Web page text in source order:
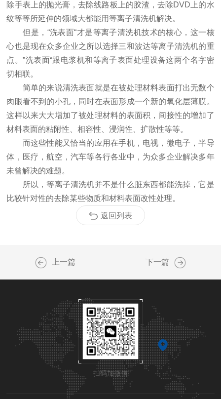
除手表上的抛光膏，去除线路板上的胶渣，去除DVD上的水
纹等等所延伸的领域大都能用等离子清洗机解决。
但是，“洗表面“才是等离子清洗机技术的核心，这一核
心也是现在众多企业之所以选择三和波达等离子清洗机的重
点。”洗表面“跟电浆机和等离子表面处理设备这两个名字密
切相联。
简单的来说清洗表面就是在被处理材料表面打出无数个
肉眼看不到的小孔，同时在表面形成一个新的氧化层薄膜。
这样以来大大增加了被处理材料的表面积，间接性的增加了
材料表面的粘附性、相容性、浸润性、扩散性等等。
而这些性能又恰当的应用在手机，电视，微电子，半导
体，医疗，航空，汽车等各行各业中，为众多企业解决多年
未曾解决的难题。
所以，等离子清洗机并不是什么脏东西都能洗掉，它是
比较针对性的去除某些物质和材料表面改性处理。
返回列表
上一篇 下一篇
扫码加微信